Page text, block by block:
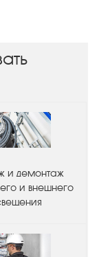
и демонтаж
и внешнего